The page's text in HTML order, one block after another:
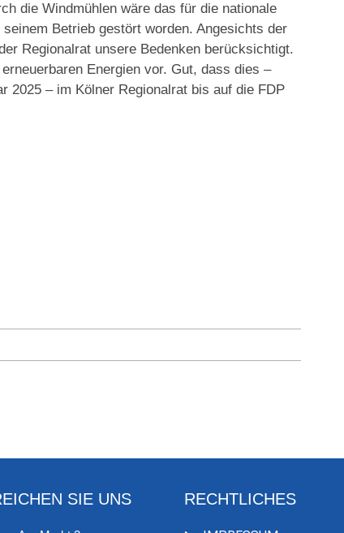
die Windmühlen wäre das für die nationale
Betrieb gestört worden. Angesichts der
Regionalrat unsere Bedenken berücksichtigt.
Energien vor. Gut, dass dies –
2025 – im Kölner Regionalrat bis auf die FDP
SIE UNS RECHTLICHES